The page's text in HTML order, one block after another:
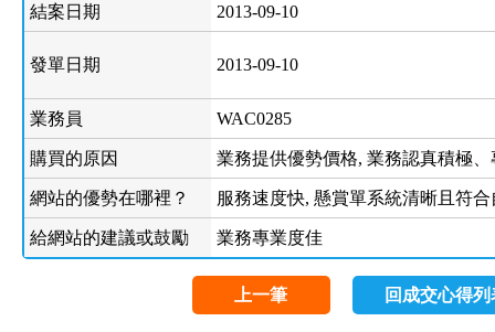
結案日期 2013-09-10
發單日期 2013-09-10
業務員 WAC0285
購買的原因 業務提供優勢價格, 業務認真積極
網站的優勢在哪裡？ 服務速度快, 懸賞單系統清晰且符
給網站的建議或鼓勵 業務專業度佳
上一筆 回成交心得列